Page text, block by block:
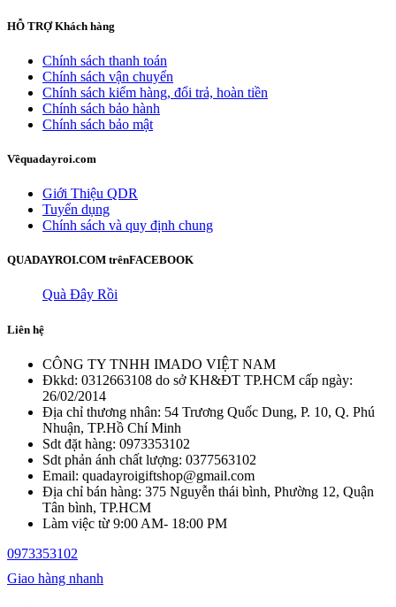
HỖ TRỢKhách hàng
Chính sách thanh toán
Chính sách vận chuyển
Chính sách kiểm hàng, đổi trả, hoàn tiền
Chính sách bảo hành
Chính sách bảo mật
Vềquadayroi.com
Giới Thiệu QDR
Tuyển dụng
Chính sách và quy định chung
QUADAYROI.COM trênFACEBOOK
Quà Đây Rồi
Liên hệ
CÔNG TY TNHH IMADO VIỆT NAM
Đkkd: 0312663108 do sở KH&ĐT TP.HCM cấp ngày:
26/02/2014
Địa chỉ thương nhân: 54 Trương Quốc Dung, P. 10, Q. Phú
Nhuận, TP.Hồ Chí Minh
Sdt đặt hàng: 0973353102
Sdt phản ánh chất lượng: 0377563102
Email: quadayroigiftshop@gmail.com
Địa chỉ bán hàng: 375 Nguyễn thái bình, Phường 12, Quận
Tân bình, TP.HCM
Làm việc từ 9:00 AM- 18:00 PM
0973353102
Giao hàng nhanh